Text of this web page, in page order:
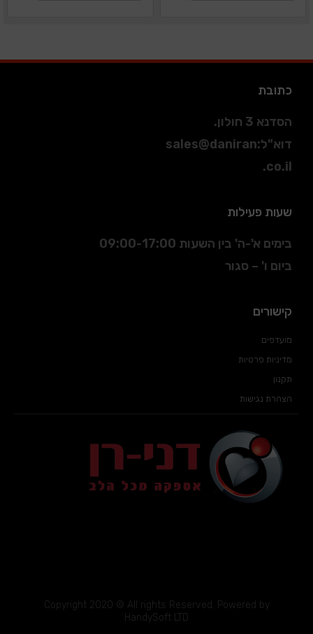
כתובת
הסדנא 3 חולון.
דוא"ל:
sales@daniran
.co.il
שעות פעילות
בימים א'-ה' בין השעות 09:00-17:00
ביום ו' – סגור
קישורים
מועדפים
מדיניות פרטיות
תקנון
הצהרת נגישות
Copyright 2020 © All rights Reserved. Powered by
HandySoft LTD